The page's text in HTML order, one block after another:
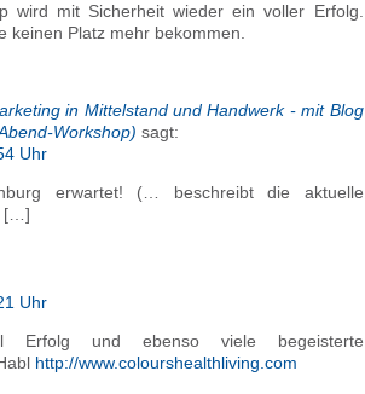
wird mit Sicherheit wieder ein voller Erfolg.
keinen Platz mehr bekommen.
in Mittelstand und Handwerk - mit Blog
Workshop) sagt:
Uhr
erwartet! (… beschreibt die aktuelle
[…]
Uhr
Erfolg und ebenso viele begeisterte
http://www.colourshealthliving.com